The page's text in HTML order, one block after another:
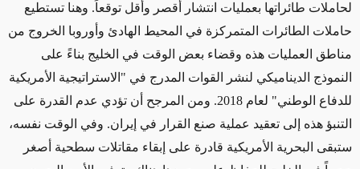
لحاملات طائراتها بعمليات انتشار أقصر وأقل توقعاً. وهنا تستطيع
حاملات الطائرات المتمركزة في المحيط الهادئ وأوروبا الخروج من
مناطق العمليات هذه وقضاء بعض الوقت في الخليج بناءً على
النموذج الديناميكي لنشر القوات المدرج في "الاستراتيجية الأمريكية
للدفاع الوطني" لعام 2018. ومن المرجح أن تؤدي
عدم القدرة على
التنبؤ هذه إلى تعقيد عملية صنع القرار في إيران. وفي الوقت نفسه،
ستبقى البحرية الأمريكية قادرة على إبقاء مقاتلات سطحية أصغر